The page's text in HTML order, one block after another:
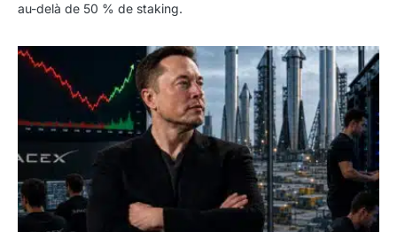
au-delà de 50 % de staking.
SPCX : SpaceX publie 7,8 milliards de dollars de